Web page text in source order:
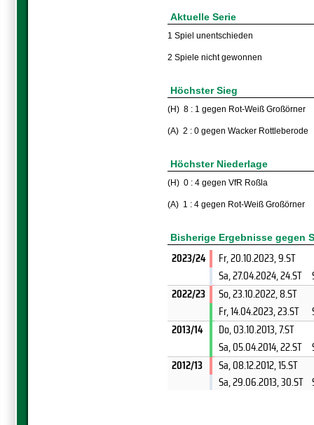
Aktuelle Serie
1 Spiel unentschieden
2 Spiele nicht gewonnen
Höchster Sieg
(H) 8 : 1 gegen Rot-Weiß Großörner
(A) 2 : 0 gegen Wacker Rottleberode
Höchster Niederlage
(H) 0 : 4 gegen VfR Roßla
(A) 1 : 4 gegen Rot-Weiß Großörner
Bisherige Ergebnisse gegen
2023/24 Fr, 20.10.2023, 9.ST
Sa, 27.04.2024, 24.ST
2022/23
So, 23.10.2022, 8.ST
Fr, 14.04.2023, 23.ST
2013/14
Do, 03.10.2013, 7.ST
Sa, 05.04.2014, 22.ST
2012/13
Sa, 08.12.2012, 15.ST
Sa, 29.06.2013, 30.ST